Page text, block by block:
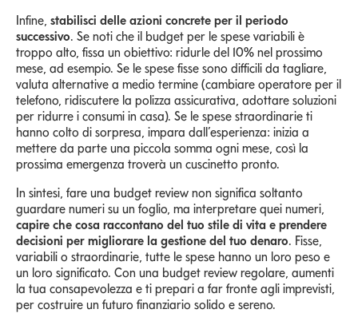
Infine, stabilisci delle azioni concrete per il periodo
successivo. Se noti che il budget per le spese variabili è
troppo alto, fissa un obiettivo: ridurle del 10% nel prossimo
mese, ad esempio. Se le spese fisse sono difficili da tagliare,
valuta alternative a medio termine (cambiare operatore per il
telefono, ridiscutere la polizza assicurativa, adottare soluzioni
per ridurre i consumi in casa). Se le spese straordinarie ti
hanno colto di sorpresa, impara dall’esperienza: inizia a
mettere da parte una piccola somma ogni mese, così la
prossima emergenza troverà un cuscinetto pronto.
In sintesi, fare una budget review non significa soltanto
guardare numeri su un foglio, ma interpretare quei numeri,
capire che cosa raccontano del tuo stile di vita e prendere
decisioni per migliorare la gestione del tuo denaro. Fisse,
variabili o straordinarie, tutte le spese hanno un loro peso e
un loro significato. Con una budget review regolare, aumenti
la tua consapevolezza e ti prepari a far fronte agli imprevisti,
per costruire un futuro finanziario solido e sereno.